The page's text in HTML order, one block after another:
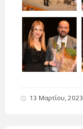
13 Μαρτίου, 2023